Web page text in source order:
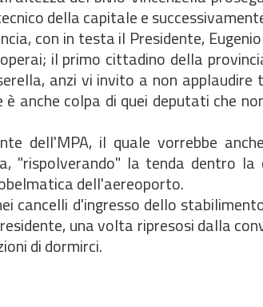
della capitale e
con in testa il Presidente,
il primo cittadino della
anzi vi invito a non
anche colpa di quei deputati che
dell'MPA, il quale vorrebbe
"rispolverando" la tenda dentro
dell'aereoporto.
cancelli d'ingresso dello
una volta ripresosi dalla
di dormirci.